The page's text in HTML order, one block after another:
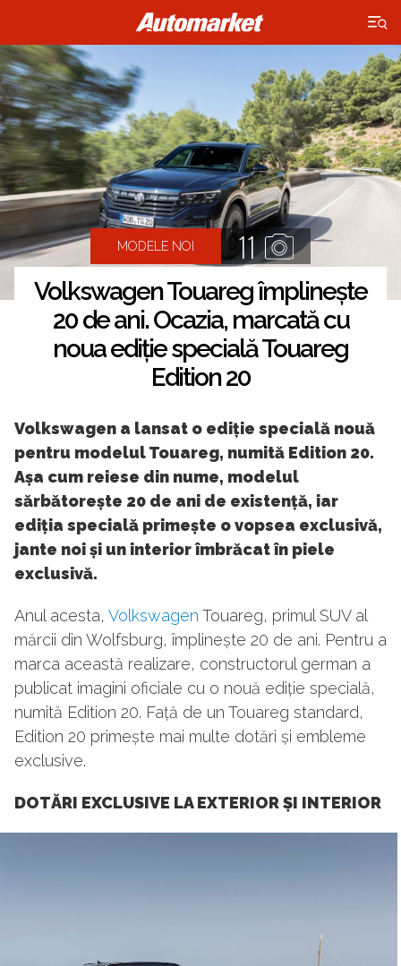
×
MODELE NOI 11
Volkswagen Touareg împlinește
20 de ani. Ocazia, marcată cu
noua ediție specială Touareg
Edition 20
Volkswagen a lansat o ediție specială nouă
pentru modelul Touareg, numită Edition 20.
Așa cum reiese din nume, modelul
sărbătorește 20 de ani de existență, iar
ediția specială primește o vopsea exclusivă,
jante noi și un interior îmbrăcat în piele
exclusivă.
Anul acesta, Volkswagen Touareg, primul SUV al
mărcii din Wolfsburg, împlinește 20 de ani. Pentru a
marca această realizare, constructorul german a
publicat imagini oficiale cu o nouă ediție specială,
numită Edition 20. Față de un Touareg standard,
Edition 20 primește mai multe dotări și embleme
exclusive.
DOTĂRI EXCLUSIVE LA EXTERIOR ȘI INTERIOR